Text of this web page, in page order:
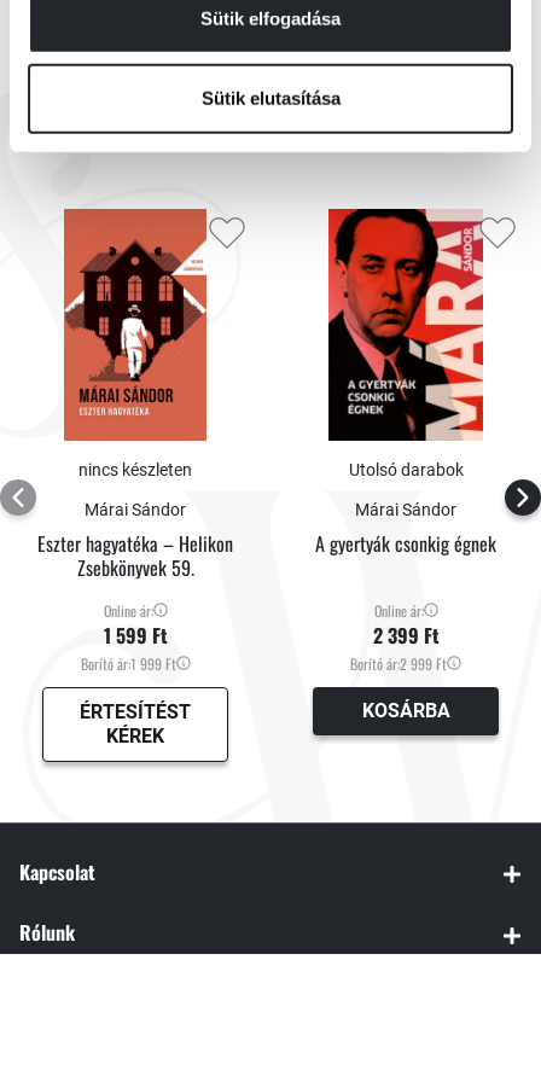
Sütik elfogadása
Sütik elutasítása
EZEK IS ÉRDEKELHETNEK
nincs készleten
Márai Sándor
Eszter hagyatéka – Helikon
Zsebkönyvek 59.
Online ár:
1 599 Ft
Borító ár:1 999 Ft
ÉRTESÍTÉST
KÉREK
Utolsó darabok
Márai Sándor
A gyertyák csonkig égnek
Online ár:
2 399 Ft
Borító ár:2 999 Ft
KOSÁRBA
Kapcsolat
Rólunk